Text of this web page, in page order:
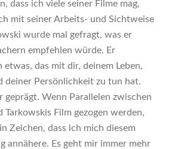
dass ich viele seiner Filme mag,
mit seiner Arbeits- und Sichtweise
wurde mal gefragt, was er
empfehlen würde. Er
das mit dir, deinem Leben,
deiner Persönlichkeit zu tun hat.
geprägt. Wenn Parallelen zwischen
Tarkowskis Film gezogen werden,
Zeichen, dass ich mich diesem
annähere. Es geht mir immer mehr